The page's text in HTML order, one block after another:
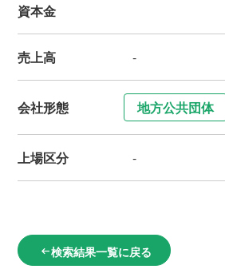
資本金
売上高 -
会社形態 地方公共団体
上場区分 -
arrow_left_alt検索結果一覧に戻る